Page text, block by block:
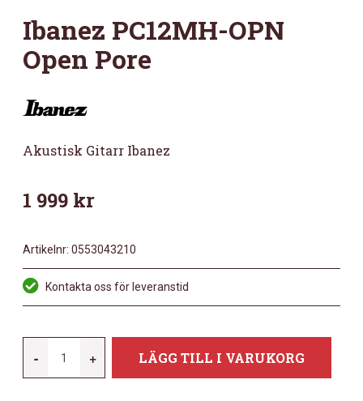
Ibanez PC12MH-OPN
Open Pore
Akustisk Gitarr Ibanez
1 999 kr
Artikelnr: 0553043210
Kontakta oss för leveranstid
-
PC12MH-
+ LÄGG TILL I VARUKORG